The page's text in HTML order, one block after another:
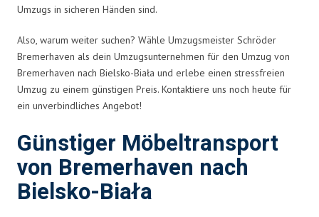
Umzugs in sicheren Händen sind.
Also, warum weiter suchen? Wähle Umzugsmeister Schröder
Bremerhaven als dein Umzugsunternehmen für den Umzug von
Bremerhaven nach Bielsko-Biała und erlebe einen stressfreien
Umzug zu einem günstigen Preis. Kontaktiere uns noch heute für
ein unverbindliches Angebot!
Günstiger Möbeltransport
von Bremerhaven nach
Bielsko-Biała